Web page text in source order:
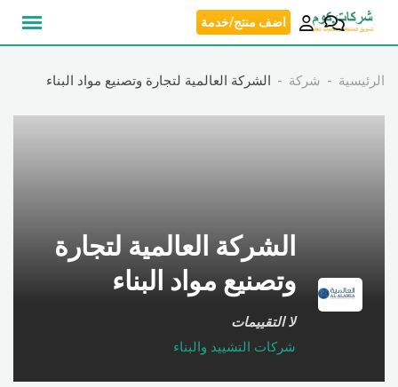
انتقل
اضف منتج/خدمة
الرئيسية شركة الشركة العالمية لتجارة وتصنيع مواد البناء
الشركة العالمية لتجارة
وتصنيع مواد البناء
لا التقييمات
شركات التشييد والبناء